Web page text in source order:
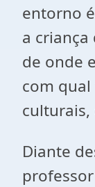
entorno
a
de onde
com
culturais,
Diante